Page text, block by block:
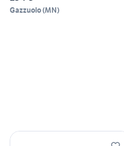
Gazzuolo(MN)